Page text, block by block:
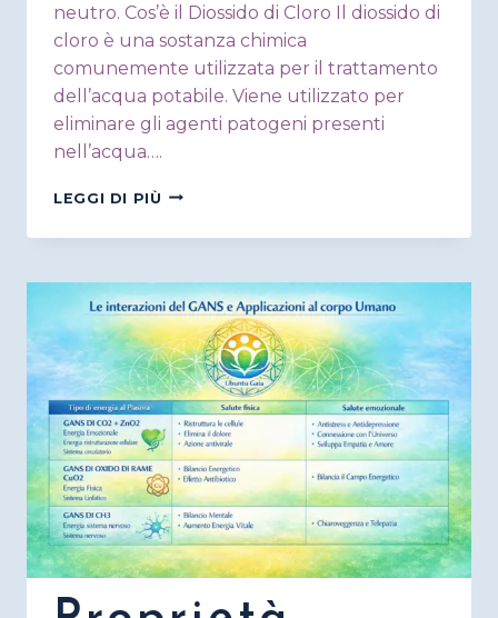
neutro. Cos’è il Diossido di Cloro Il diossido di
cloro è una sostanza chimica
comunemente utilizzata per il trattamento
dell’acqua potabile. Viene utilizzato per
eliminare gli agenti patogeni presenti
nell’acqua….
LEGGI DI PIÙ COS’È
DIOSSIDO
CLORO
“CDS”?